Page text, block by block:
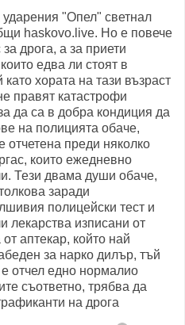
"Опел" светнал
haskovo.live. Но е повече
дрога, а за приети
едва ли стоят в
хората на тази възраст
правят катастрофи
да са в добра кондиция да
на полицията обаче,
отчетена преди няколко
които ежедневно
Тези двама души обаче,
заради
полицейски тест и
лекарства изписани от
аптекар, който най
за нарко дилър, тъй
отчел едно нормалио
съответно, трябва да
на дрога